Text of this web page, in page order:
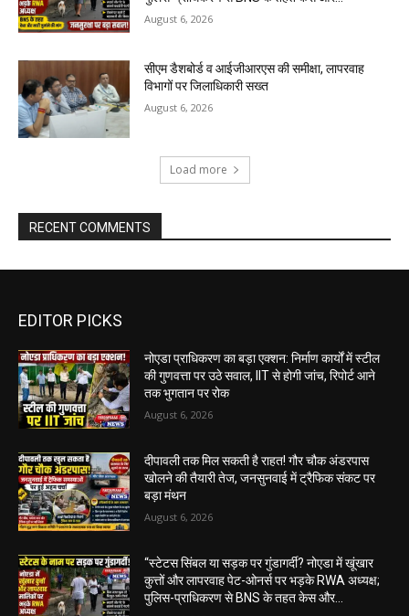
August 6, 2026
सीएम डैशबोर्ड व आईजीआरएस की समीक्षा, लापरवाह
विभागों पर जिलाधिकारी सख्त
August 6, 2026
Load more
RECENT COMMENTS
EDITOR PICKS
नोएडा प्राधिकरण का बड़ा एक्शन: निर्माण कार्यों में स्टील
की गुणवत्ता पर उठे सवाल, IIT से होगी जांच, रिपोर्ट आने
तक भुगतान पर रोक
August 6, 2026
दीपावली तक मिल सकती है राहत! गौर चौक अंडरपास
खोलने की तैयारी तेज, जनसुनवाई में ट्रैफिक संकट पर
बड़ा मंथन
August 6, 2026
“स्टेटस सिंबल या सड़क पर गुंडागर्दी? नोएडा में खूंखार
कुत्तों और लापरवाह पेट-ओनर्स पर भड़के RWA अध्यक्ष;
पुलिस-प्राधिकरण से BNS के तहत केस और...